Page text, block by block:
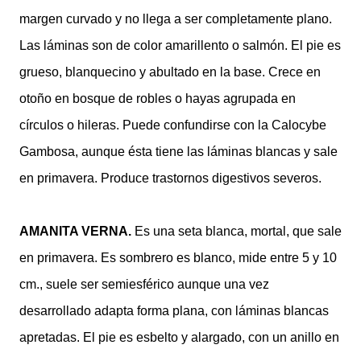
margen curvado y no llega a ser completamente plano.
Las láminas son de color amarillento o salmón. El pie es
grueso, blanquecino y abultado en la base. Crece en
otoño en bosque de robles o hayas agrupada en
círculos o hileras. Puede confundirse con la Calocybe
Gambosa, aunque ésta tiene las láminas blancas y sale
en primavera. Produce trastornos digestivos severos.
AMANITA VERNA. Es una seta blanca, mortal, que sale
en primavera. Es sombrero es blanco, mide entre 5 y 10
cm., suele ser semiesférico aunque una vez
desarrollado adapta forma plana, con láminas blancas
apretadas. El pie es esbelto y alargado, con un anillo en